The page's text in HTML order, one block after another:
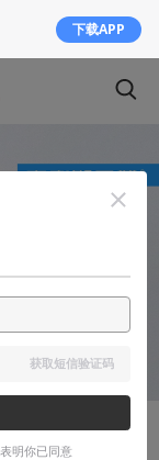
下载APP
获取短信验证码
明你已同意